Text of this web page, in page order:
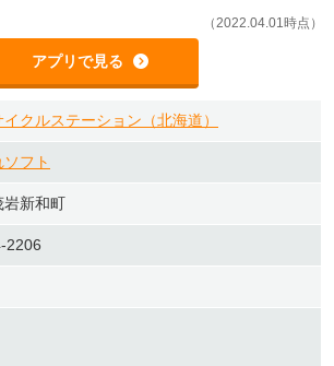
（2022.04.01時点）
アプリで見る
イクルステーション（北海道）
フト
岩新和町
2206